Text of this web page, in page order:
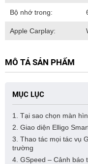
Bộ nhớ trong:
Apple Carplay:
MÔ TẢ SẢN PHẨM
MỤC LỤC
1. Tại sao chọn màn
2. Giao diện Elligo
3. Thao tác mọi tác vụ
trường
4. GSpeed – Cảnh báo